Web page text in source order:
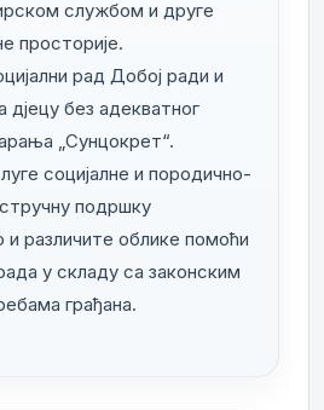
службом и друге
просторије.
рад Добој ради и
дјецу без адекватног
„Сунцокрет“.
социјалне и породично-
подршку
и различите облике помоћи
у складу са законским
грађана.